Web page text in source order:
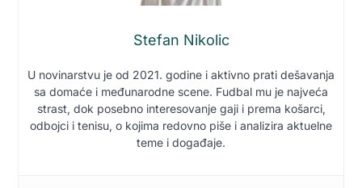
Stefan Nikolic
U novinarstvu je od 2021. godine i aktivno prati dešavanja
sa domaće i međunarodne scene. Fudbal mu je najveća
strast, dok posebno interesovanje gaji i prema košarci,
odbojci i tenisu, o kojima redovno piše i analizira aktuelne
teme i događaje.